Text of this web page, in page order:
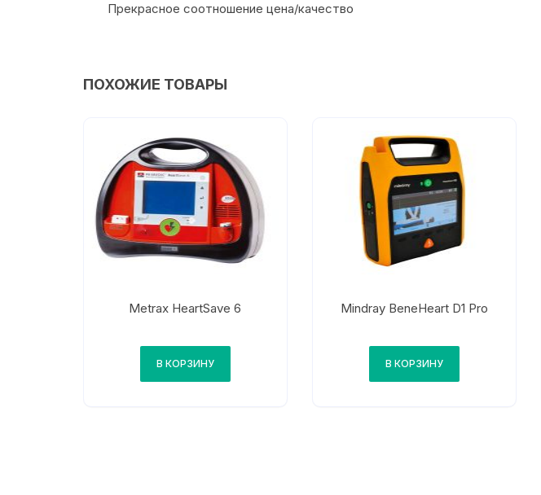
Прекрасное соотношение цена/качество
ПОХОЖИЕ ТОВАРЫ
Metrax HeartSave 6
В КОРЗИНУ
Mindray BeneHeart D1 Pro
В КОРЗИНУ